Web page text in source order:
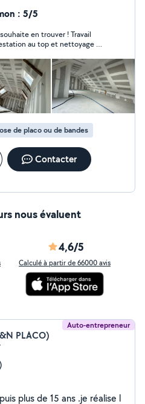
gratuit.
peinture . #bandeur
: 5/5
en trouver ! Travail
au top et nettoyage du
de placo ou de bandes
Contacter
nous évaluent
4,6/5
Calculé à partir de 66000 avis
Auto-entrepreneur
PLACO)
plus de 15 ans .je réalise l